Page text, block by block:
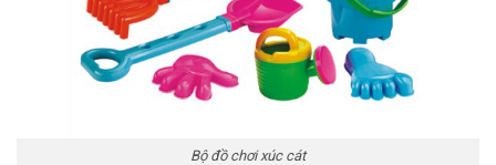
Bộ đồ chơi xúc cát